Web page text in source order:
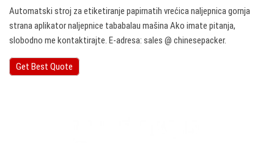
Automatski stroj za etiketiranje papirnatih vrećica naljepnica gornja
strana aplikator naljepnice tababalau mašina Ako imate pitanja,
slobodno me kontaktirajte. E-adresa: sales @ chinesepacker.
Get Best Quote